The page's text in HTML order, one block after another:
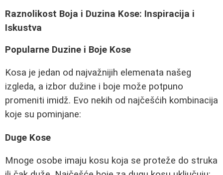
Raznolikost Boja i Duzina Kose: Inspiracija i
Iskustva
Popularne Duzine i Boje Kose
Kosa je jedan od najvažnijih elemenata našeg
izgleda, a izbor dužine i boje može potpuno
promeniti imidž. Evo nekih od najčešćih kombinacija
koje su pominjane:
Duge Kose
Mnoge osobe imaju kosu koja se proteže do struka